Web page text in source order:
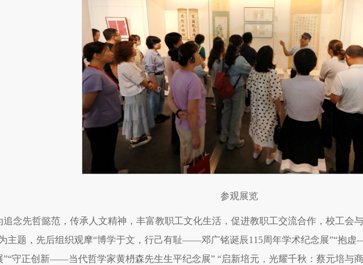
参观展览
追念先哲懿范，传承人文精神，丰富教职工文化生活，促进教职工交流合作，校工会
主题，先后组织观摩“博学于文，行己有耻——邓广铭诞辰115周年学术纪念展”“抱
”“守正创新——当代哲学家黄枬森先生生平纪念展” “启新培元，光耀千秋：蔡元培与